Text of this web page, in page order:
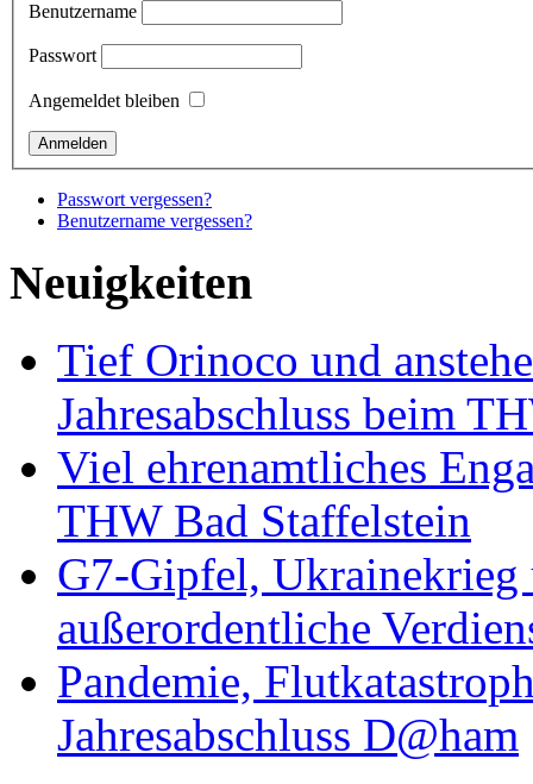
Benutzername
Passwort
Angemeldet bleiben
Passwort vergessen?
Benutzername vergessen?
Neuigkeiten
Tief Orinoco und
Jahresabschluss beim
Viel ehrenamtliches
THW Bad Staffelstein
G7-Gipfel, Ukrainekrieg
außerordentliche
Pandemie,
Jahresabschluss D@ham